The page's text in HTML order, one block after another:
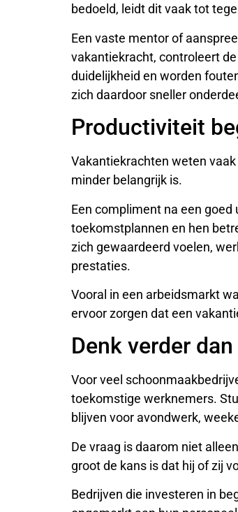
bedoeld, leidt dit vaak tot
Een vaste mentor of
vakantiekracht, controleert
duidelijkheid en worden
zich daardoor sneller
Productiviteit
Vakantiekrachten weten
minder belangrijk is.
Een compliment na een
toekomstplannen en hen
zich gewaardeerd voelen,
prestaties.
Vooral in een arbeidsmarkt
ervoor zorgen dat een
Denk verder
Voor veel
toekomstige werknemers.
blijven voor avondwerk,
De vraag is daarom niet
groot de kans is dat hij of zij
Bedrijven die investeren in